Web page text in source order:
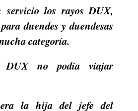
servicio los rayos DUX,
duendes y duendesas
categoría.
no podía viajar
la hija del jefe del